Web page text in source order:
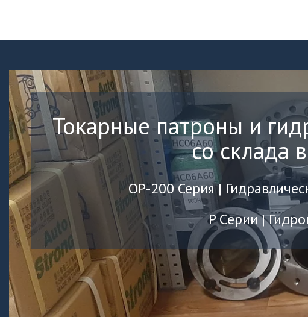
Токарные патроны и
со склада
OP-200 Серия |
P Cерии |